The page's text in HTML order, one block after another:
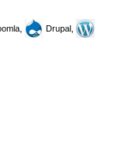
Drupal,